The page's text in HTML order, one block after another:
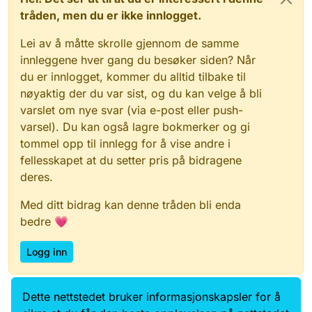
Kystverket som kjenner prosjektet vårt.
du har rettigheter i Altinn på vegne av din
organisasjon.
tråden, men du er ikke innlogget.
Lei av å måtte skrolle gjennom de samme
innleggene hver gang du besøker siden? Når
du er innlogget, kommer du alltid tilbake til
nøyaktig der du var sist, og du kan velge å bli
varslet om nye svar (via e-post eller push-
varsel). Du kan også lagre bokmerker og gi
tommel opp til innlegg for å vise andre i
fellesskapet at du setter pris på bidragene
deres.
Med ditt bidrag kan denne tråden bli enda
bedre 💗
Logg inn
Dette nettstedet bruker informasjonskapsler for å